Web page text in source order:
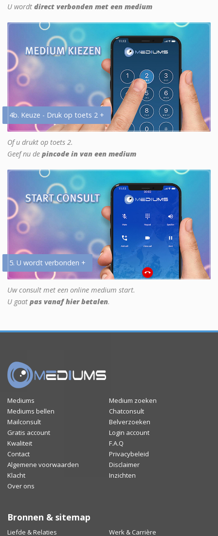
U wordt direct verbonden met een medium
4b. Keuze - Druk op toets 2 +
Of u drukt op toets 2.
Geef nu de pincode in van een medium
5. U wordt verbonden +
Uw consult met een online medium start.
U gaat pas vanaf hier betalen.
Mediums
Medium zoeken
Mediums bellen
Chatconsult
Mailconsult
Belverzoeken
Gratis account
Login account
Kwaliteit
F.A.Q
Contact
Privacybeleid
Algemene voorwaarden
Disclaimer
Klacht
Inzichten
Over ons
Bronnen & sitemap
Liefde & Relaties Werk & Carrière